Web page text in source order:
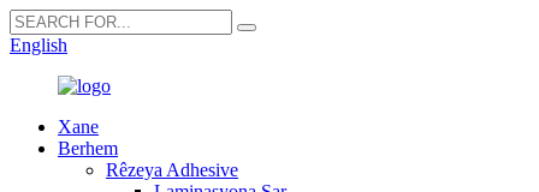
English
Xane
Berhem
Rêzeya Adhesive